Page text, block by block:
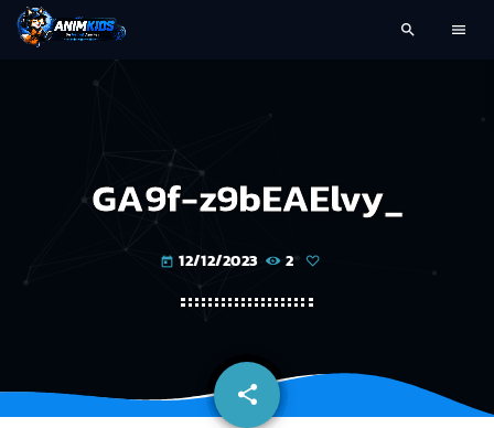
search menu
GA9f-z9bEAElvy_
today 12/12/2023 2
share
email